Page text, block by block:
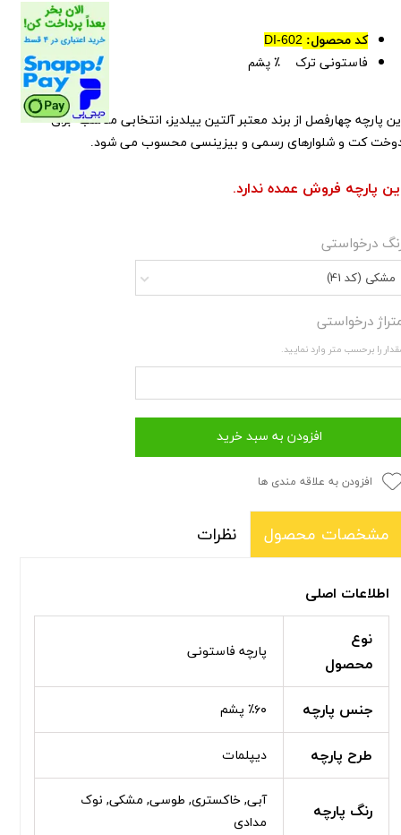
کد محصول: DI-602
فاستونی ترک ۶۰٪ پشم
پارچه چهارفصل از برند معتبر آلتین ییلدیز، انتخابی مناسب برای
کت و شلوارهای رسمی و بیزینسی محسوب می شود.
پارچه فروش عمده ندارد.
درخواستی
مشکی (کد 41)
درخواستی
را برحسب متر وارد نمایید.
افزودن به سبد خرید
افزودن به علاقه مندی ها
مشخصات محصول نظرات
اطلاعات اصلی
نوع
محصول
پارچه فاستونی
جنس پارچه ٪۶۰ پشم
طرح پارچه دیپلمات
رنگ پارچه
آبی, خاکستری, طوسی, مشکی, نوک
مدادی